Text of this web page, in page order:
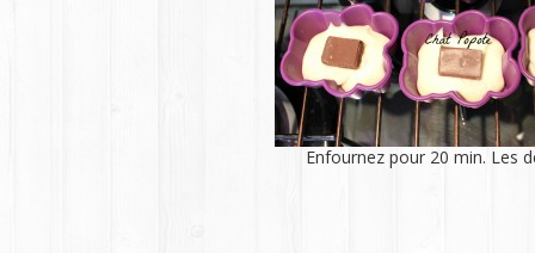
Enfournez pour 20 min. Les